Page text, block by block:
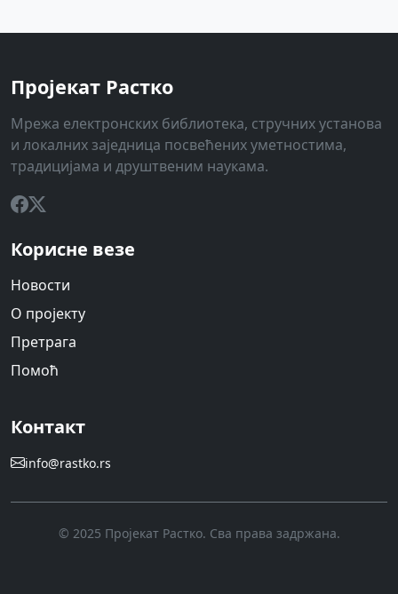
Пројекат Растко
Мрежа електронских библиотека, стручних установа
и локалних заједница посвећених уметностима,
традицијама и друштвеним наукама.
Корисне везе
Новости
О пројекту
Претрага
Помоћ
Контакт
info@rastko.rs
© 2025 Пројекат Растко. Сва права задржана.